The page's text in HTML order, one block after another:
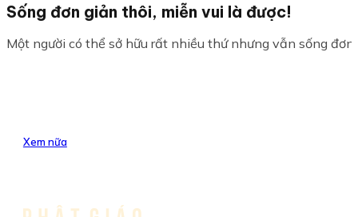
Sống đơn giản thôi, miễn vui là được!
Một người có thể sở hữu rất nhiều thứ nhưng vẫn sống đơn
Xem nữa